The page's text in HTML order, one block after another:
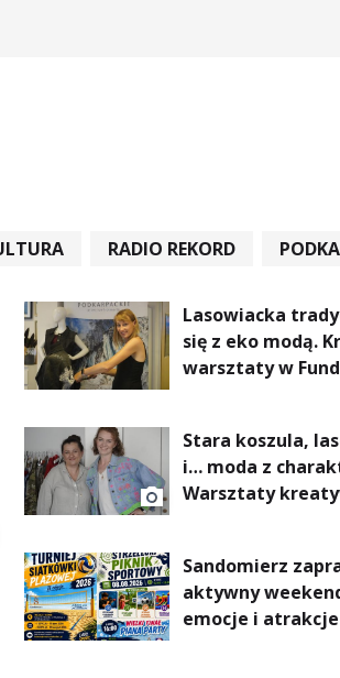
RADIO REKORD
Lasowiacka
się z eko modą.
warsztaty w
Stara koszula,
i… moda z
Warsztaty
Sandomierz
aktywny
emocje i atrakcje